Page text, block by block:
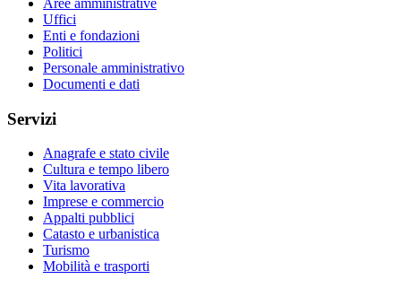
Uffici
Enti e fondazioni
Politici
Personale amministrativo
Documenti e dati
Servizi
Anagrafe e stato civile
Cultura e tempo libero
Vita lavorativa
Imprese e commercio
Appalti pubblici
Catasto e urbanistica
Turismo
Mobilità e trasporti